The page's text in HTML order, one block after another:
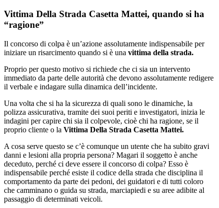
Vittima Della Strada Casetta Mattei, quando si ha
“ragione”
Il concorso di colpa è un’azione assolutamente indispensabile per
iniziare un risarcimento quando si è una vittima della strada.
Proprio per questo motivo si richiede che ci sia un intervento
immediato da parte delle autorità che devono assolutamente redigere
il verbale e indagare sulla dinamica dell’incidente.
Una volta che si ha la sicurezza di quali sono le dinamiche, la
polizza assicurativa, tramite dei suoi periti e investigatori, inizia le
indagini per capire chi sia il colpevole, cioè chi ha ragione, se il
proprio cliente o la Vittima Della Strada Casetta Mattei.
A cosa serve questo se c’è comunque un utente che ha subito gravi
danni e lesioni alla propria persona? Magari il soggetto è anche
deceduto, perché ci deve essere il concorso di colpa? Esso è
indispensabile perché esiste il codice della strada che disciplina il
comportamento da parte dei pedoni, dei guidatori e di tutti coloro
che camminano o guida su strada, marciapiedi e su aree adibite al
passaggio di determinati veicoli.